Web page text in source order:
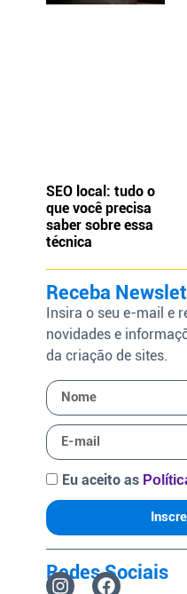
SEO local: tudo o
que você precisa
saber sobre essa
técnica
Receba
Insira o seu e-mail e
novidades e
da criação de sites.
Eu aceito as
Redes Sociais